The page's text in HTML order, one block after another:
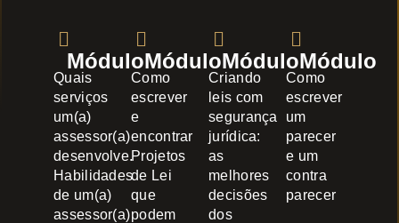
Módulo
Como
escrever
e
encontrar
Projetos
de Lei
que
podem
Módulo
Criando
leis com
segurança
jurídica:
as
melhores
decisões
dos
Módulo
Como
escrever
um
parecer
e um
contra
parecer
Módulo
Quais
serviços
um(a)
assessor(a)
desenvolve.
Habilidades
de um(a)
assessor(a)